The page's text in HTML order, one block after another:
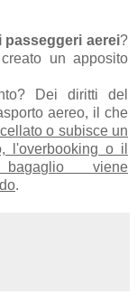
passeggeri aerei?
un apposito
Dei diritti del
aereo, il che
o subisce un
l'overbooking o il
viene
.